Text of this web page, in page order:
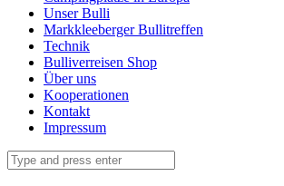
Unser Bulli
Markkleeberger Bullitreffen
Technik
Bulliverreisen Shop
Über uns
Kooperationen
Kontakt
Impressum
Search